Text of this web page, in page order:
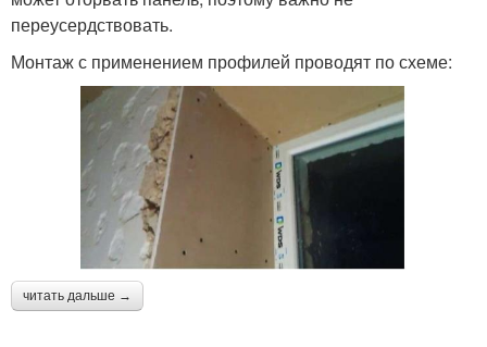
переусердствовать.
Монтаж с применением профилей проводят по схеме:
читать дальше →